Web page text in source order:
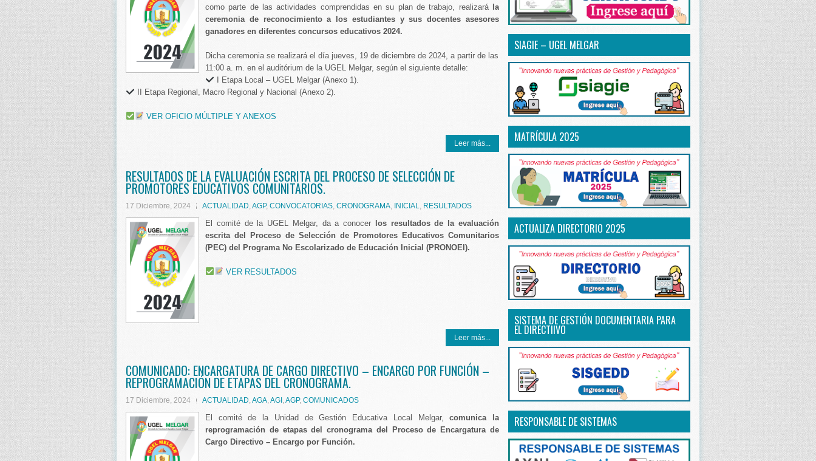
como parte de las actividades comprendidas en su plan de trabajo, realizará la
ceremonia de reconocimiento a los estudiantes y sus docentes asesores
ganadores en diferentes concursos educativos 2024.
Dicha ceremonia se realizará el día jueves, 19 de diciembre de 2024, a partir de las
11:00 a. m. en el auditórium de la UGEL Melgar, según el siguiente detalle:
I Etapa Local – UGEL Melgar (Anexo 1).
II Etapa Regional, Macro Regional y Nacional (Anexo 2).
VER OFICIO MÚLTIPLE Y ANEXOS
Leer más...
RESULTADOS DE LA EVALUACIÓN ESCRITA DEL PROCESO DE SELECCIÓN DE
PROMOTORES EDUCATIVOS COMUNITARIOS.
17 Diciembre, 2024 ACTUALIDAD AGP, CONVOCATORIAS CRONOGRAMA INICIAL RESULTADOS
El comité de la UGEL Melgar, da a conocer los resultados de la evaluación
escrita del Proceso de Selección de Promotores Educativos Comunitarios
(PEC) del Programa No Escolarizado de Educación Inicial (PRONOEI).
VER RESULTADOS
Leer más...
COMUNICADO: ENCARGATURA DE CARGO DIRECTIVO – ENCARGO POR FUNCIÓN –
REPROGRAMACIÓN DE ETAPAS DEL CRONOGRAMA.
17 Diciembre, 2024 ACTUALIDAD,AGA,AGI ,AGP, COMUNICADOS
El comité de la Unidad de Gestión Educativa Local Melgar,comunica la
reprogramación de etapas del cronograma del Proceso de Encargatura de
Cargo Directivo – Encargo por Función.
SIAGIE – UGEL MELGAR
MATRÍCULA 2025
ACTUALIZA DIRECTORIO 2025
SISTEMA DE GESTIÓN DOCUMENTARIA PARA
EL DIRECTIIVO
RESPONSABLE DE SISTEMAS